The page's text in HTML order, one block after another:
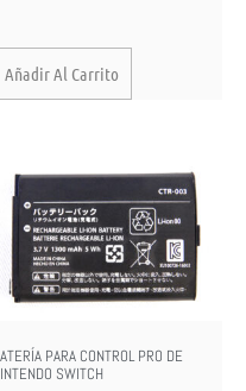
Añadir Al Carrito
PARA CONTROL PRO DE
SWITCH